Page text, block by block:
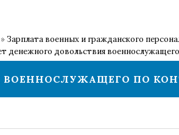
» Зарплата военных и гражданского
денежного довольствия
ПО